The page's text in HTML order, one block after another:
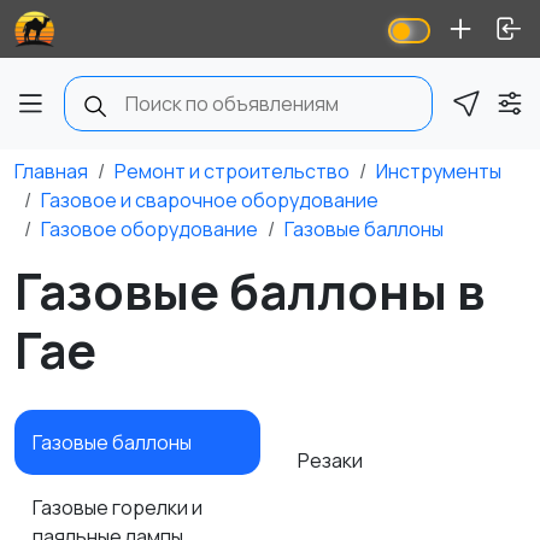
Главная Ремонт и строительство
Инструменты
Газовое и сварочное оборудование
Газовое оборудование
Газовые баллоны
Газовые баллоны в
Гае
Газовые баллоны
Газовые горелки и
Резаки